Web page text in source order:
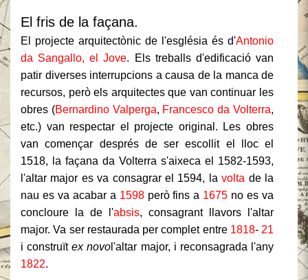
El fris de la façana.
El projecte arquitectònic de l'església és d'Antonio
da Sangallo, el Jove. Els treballs d'edificació van
patir diverses interrupcions a causa de la manca de
recursos, però els arquitectes que van continuar les
obres (Bernardino Valperga, Francesco da Volterra,
etc.) van respectar el projecte original. Les obres
van començar després de ser escollit el lloc el
1518, la façana da Volterra s'aixeca el 1582-1593,
l'altar major es va consagrar el 1594, lavolta de la
nau es va acabar a 1598però fins a 1675 no es va
concloure la de l'absis, consagrant llavors l'altar
major. Va ser restaurada per complet entre 1818-21
i construïtex novo l'altar major, i reconsagrada l'any
1822.